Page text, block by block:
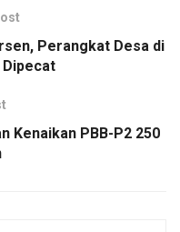
Perangkat Desa di
Kenaikan PBB-P2 250